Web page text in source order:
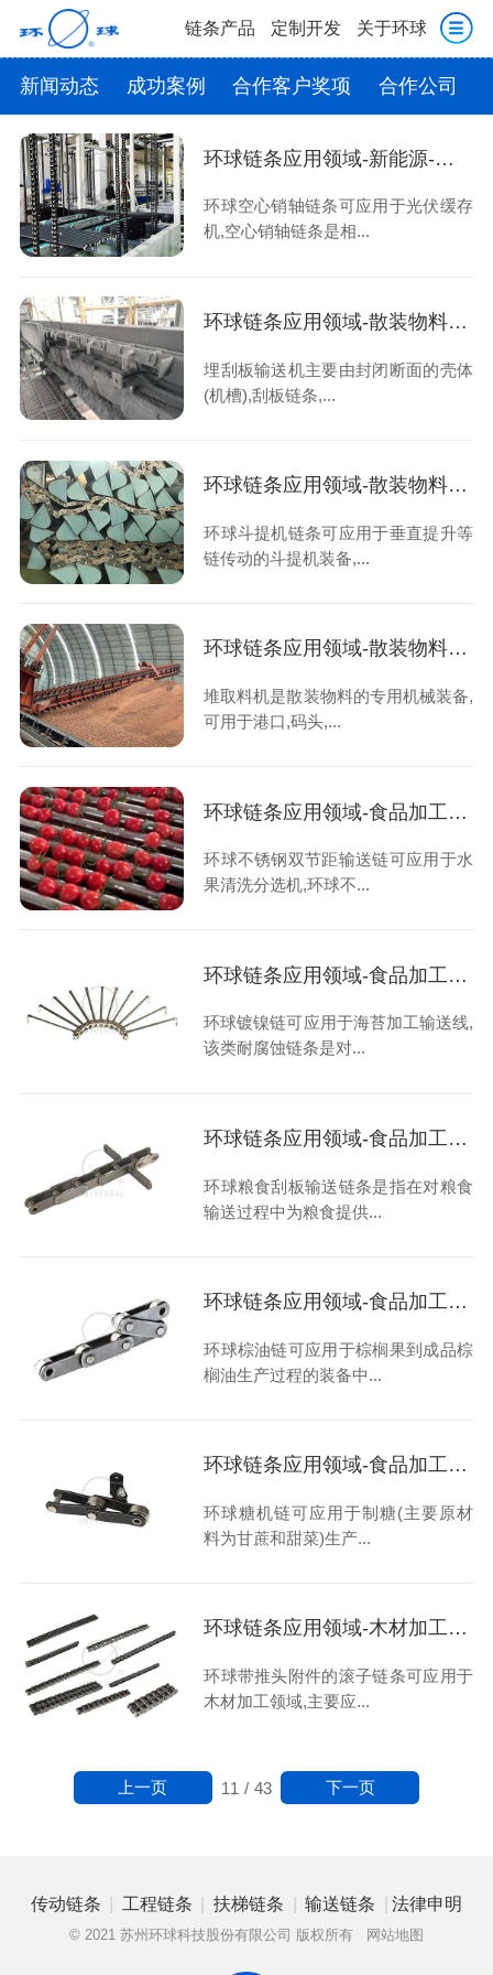
链条产品 定制开发 关于环球
新闻动态 成功案例 合作客户奖项 合作公司
环球链条应用领域-新能源-光伏缓存机-空心销轴链条
环球空心销轴链条可应用于光伏缓存
机,空心销轴链条是相...
环球链条应用领域-散装物料输送-埋刮板输送线-FU系列输送链
埋刮板输送机主要由封闭断面的壳体
(机槽),刮板链条,...
环球链条应用领域-散装物料输送-垂直提升系统-斗提机链条
环球斗提机链条可应用于垂直提升等
链传动的斗提机装备,...
环球链条应用领域-散装物料输送-堆取料机-堆取料机链条
堆取料机是散装物料的专用机械装备,
可用于港口,码头,...
环球链条应用领域-食品加工-水果清洗分选机-小番茄分选机链条
环球不锈钢双节距输送链可应用于水
果清洗分选机,环球不...
环球链条应用领域-食品加工-海苔加工输送线-海苔链-镀镍链
环球镀镍链可应用于海苔加工输送线,
该类耐腐蚀链条是对...
环球链条应用领域-食品加工-粮食(饲料)输送机械-粮食刮板输送链
环球粮食刮板输送链条是指在对粮食
输送过程中为粮食提供...
环球链条应用领域-食品加工-棕榈油生产设备-棕油链-输送链
环球棕油链可应用于棕榈果到成品棕
榈油生产过程的装备中...
环球链条应用领域-食品加工-制糖机械-糖机链-输送链
环球糖机链可应用于制糖(主要原材
料为甘蔗和甜菜)生产...
环球链条应用领域-木材加工-带推头附件的滚子链条
环球带推头附件的滚子链条可应用于
木材加工领域,主要应...
11 / 43
上一页 下一页
传动链条 | 工程链条 | 扶梯链条 | 输送链条 | 法律申明
© 2021 苏州环球科技股份有限公司 版权所有 网站地图